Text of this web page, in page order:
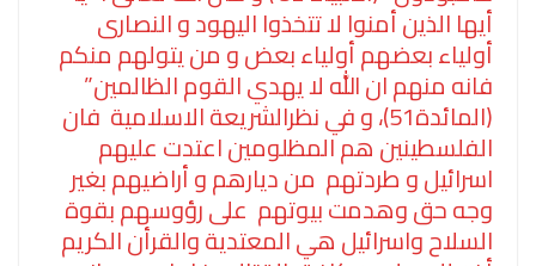
أيها الذين أمنوا لا تتخذوا اليهود و النصارى
أولياء بعضهم أولياء بعض و من يتولهم منكم
فانه منهم ان الله لا يهدي القوم الظالمين”
(المائدة51)، و في نظرالشريعة الاسلامية فان
الفلسطينين هم المظلومين اعتدت عليهم
اسرائيل و طردتهم من ديارهم و أراضيهم بغير
وجه حق وهدمت بيوتهم على رؤوسهم بقوة
السلاح واسرائيل هي المعتدية والقرأن الكريم